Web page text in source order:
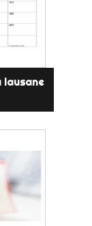
lausane